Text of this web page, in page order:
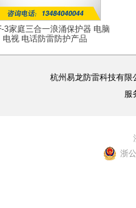
3家庭三合一浪涌保护器 电脑
电视 电话防雷防护产品
杭州易龙防雷科技有限
服
浙